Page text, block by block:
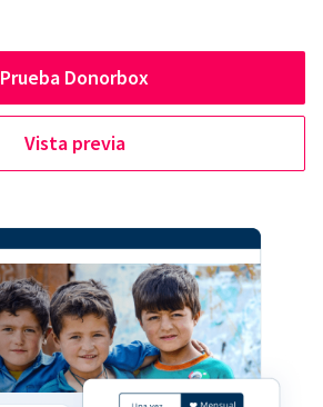
Prueba Donorbox
Vista previa